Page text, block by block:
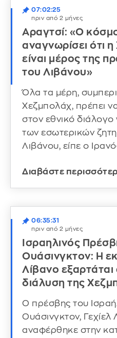
07:02:25
πριν από 2 μήνες
Αραγτσί: «Ο
αναγνωρίσει ότι
είναι μέρος της
του Λιβάνου»
Όλα τα μέρη,
Χεζμπολάχ, πρέπει
στον εθνικό διάλογο
των εσωτερικών
Λιβάνου, είπε ο
Διαβάστε
06:35:31
πριν από 2 μήνες
Ισραηλινός
Ουάσινγκτον: Η
Λίβανο
διάλυση της
Ο πρέσβης του
Ουάσινγκτον, Γεχίελ
αναφέρθηκε στην